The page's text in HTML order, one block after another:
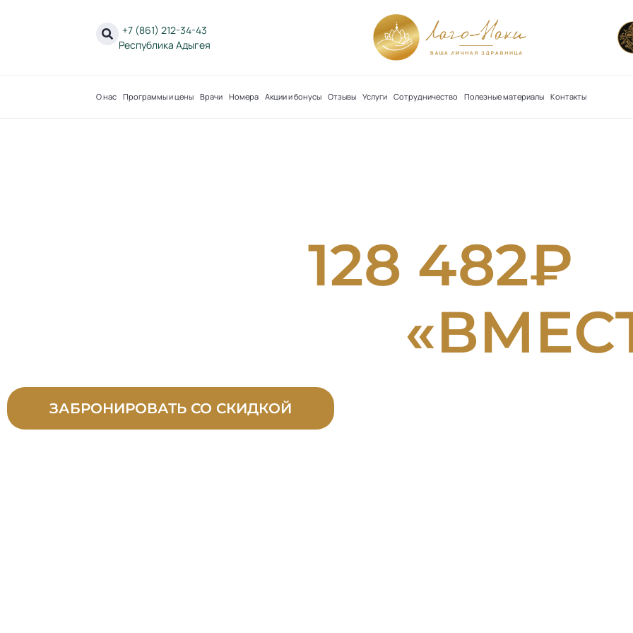
+7 (861) 212-34-43
Республика Адыгея
О нас Программы и цены Врачи Номера Акции и бонусы Отзывы Услуги Сотрудничество Полезные материалы Контакты
ДО128 482₽
ЗАБРОНИРОВАТЬ СО СКИДКОЙ